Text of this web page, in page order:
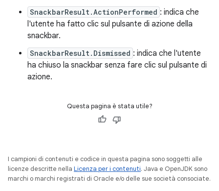
SnackbarResult.ActionPerformed : indica che
l'utente ha fatto clic sul pulsante di azione della
snackbar.
SnackbarResult.Dismissed : indica che l'utente
ha chiuso la snackbar senza fare clic sul pulsante di
azione.
Questa pagina è stata utile?
I campioni di contenuti e codice in questa pagina sono soggetti alle
licenze descritte nella Licenza per i contenuti. Java e OpenJDK sono
marchi o marchi registrati di Oracle e/o delle sue società consociate.